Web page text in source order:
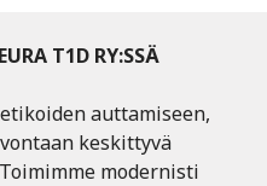
T1D RY:SSÄ
auttamiseen,
keskittyvä
modernisti